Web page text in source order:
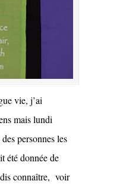
vie, j’ai
mais lundi
personnes les
été donnée de
connaître, voir